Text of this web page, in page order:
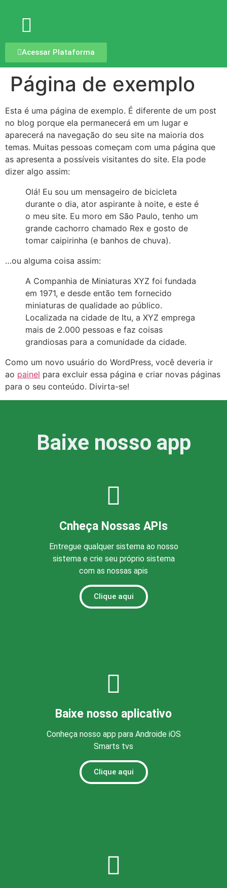
Acessar Plataforma
Página de exemplo
Esta é uma página de exemplo. É diferente de um post
no blog porque ela permanecerá em um lugar e
aparecerá na navegação do seu site na maioria dos
temas. Muitas pessoas começam com uma página que
as apresenta a possíveis visitantes do site. Ela pode
dizer algo assim:
Olá! Eu sou um mensageiro de bicicleta
durante o dia, ator aspirante à noite, e este é
o meu site. Eu moro em São Paulo, tenho um
grande cachorro chamado Rex e gosto de
tomar caipirinha (e banhos de chuva).
…ou alguma coisa assim:
A Companhia de Miniaturas XYZ foi fundada
em 1971, e desde então tem fornecido
miniaturas de qualidade ao público.
Localizada na cidade de Itu, a XYZ emprega
mais de 2.000 pessoas e faz coisas
grandiosas para a comunidade da cidade.
Como um novo usuário do WordPress, você deveria ir
ao painel para excluir essa página e criar novas páginas
para o seu conteúdo. Divirta-se!
Baixe nosso app
Cnheça Nossas APIs
Entregue qualquer sistema ao nosso
sistema e crie seu próprio sistema
com as nossas apis
Clique aqui
Baixe nosso aplicativo
Conheça nosso app para Androide iOS
Smarts tvs
Clique aqui